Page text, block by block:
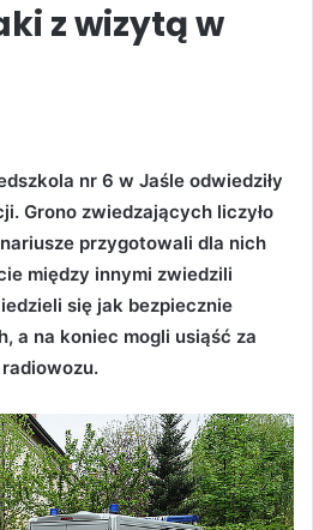
z wizytą w
nr 6 w Jaśle odwiedziły
Grono zwiedzających liczyło
przygotowali dla nich
między innymi zwiedzili
się jak bezpiecznie
a na koniec mogli usiąść za